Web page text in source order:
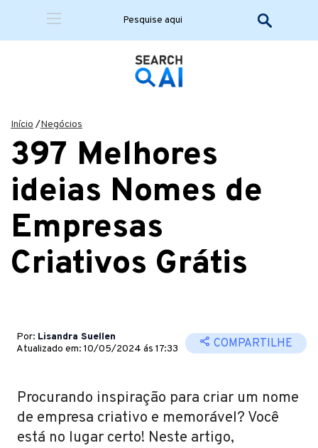
Início /Negócios
397 Melhores
ideias Nomes de
Empresas
Criativos Grátis
Por: Lisandra Suellen
Atualizado em: 10/05/2024 ás 17:33
COMPARTILHE
Procurando inspiração para criar um nome
de empresa criativo e memorável? Você
está no lugar certo! Neste artigo,